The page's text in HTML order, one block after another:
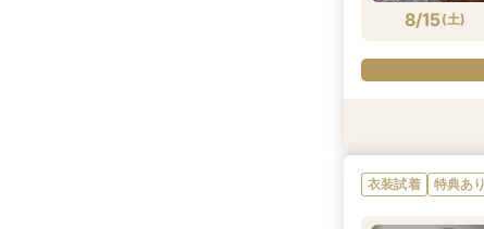
8/15(土)
衣装試着 特典あり